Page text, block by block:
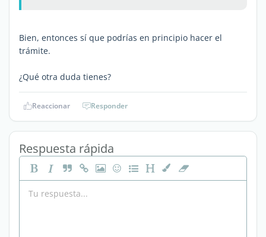
Bien, entonces sí que podrías en principio hacer el
trámite.
¿Qué otra duda tienes?
Reaccionar Responder
Respuesta rápida